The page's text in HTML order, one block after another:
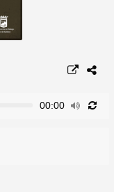
00:00